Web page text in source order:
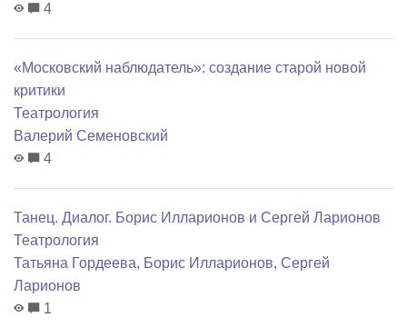
4
«Московский наблюдатель»: создание старой новой
критики
Театрология
Валерий Семеновский
4
Танец. Диалог. Борис Илларионов и Сергей Ларионов
Театрология
Татьяна Гордеева, Борис Илларионов, Сергей
Ларионов
1